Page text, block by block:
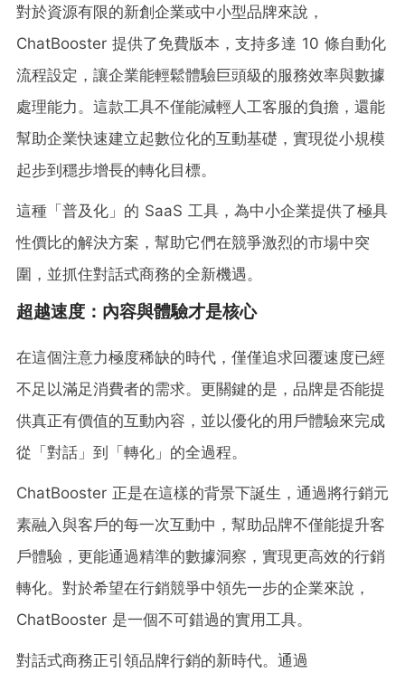
對於資源有限的新創企業或中小型品牌來說，
ChatBooster 提供了免費版本，支持多達 10 條自動化
流程設定，讓企業能輕鬆體驗巨頭級的服務效率與數據
處理能力。這款工具不僅能減輕人工客服的負擔，還能
幫助企業快速建立起數位化的互動基礎，實現從小規模
起步到穩步增長的轉化目標。
這種「普及化」的 SaaS 工具，為中小企業提供了極具
性價比的解決方案，幫助它們在競爭激烈的市場中突
圍，並抓住對話式商務的全新機遇。
超越速度：內容與體驗才是核心
在這個注意力極度稀缺的時代，僅僅追求回覆速度已經
不足以滿足消費者的需求。更關鍵的是，品牌是否能提
供真正有價值的互動內容，並以優化的用戶體驗來完成
從「對話」到「轉化」的全過程。
ChatBooster 正是在這樣的背景下誕生，通過將行銷元
素融入與客戶的每一次互動中，幫助品牌不僅能提升客
戶體驗，更能通過精準的數據洞察，實現更高效的行銷
轉化。對於希望在行銷競爭中領先一步的企業來說，
ChatBooster 是一個不可錯過的實用工具。
對話式商務正引領品牌行銷的新時代。通過